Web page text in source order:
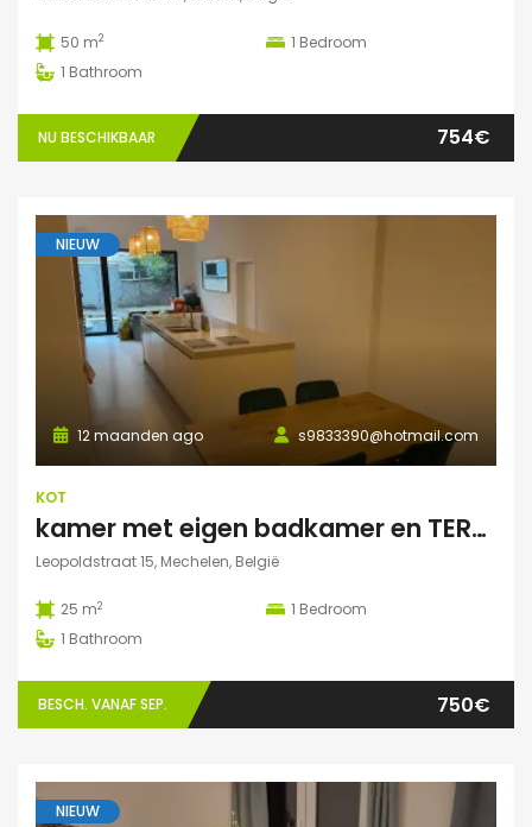
50 m2 1 Bedroom
1 Bathroom
NU BESCHIKBAAR 754€
NIEUW
s9833390@hotmail.com
12 maanden ago
KOT
kamer met eigen badkamer en TERRAS
Leopoldstraat 15, Mechelen, België
25 m2 1 Bedroom
1 Bathroom
BESCH. VANAF SEP. 750€
NIEUW